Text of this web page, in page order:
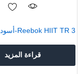
Reebok HIIT TR 3-أسود
قراءة المزيد